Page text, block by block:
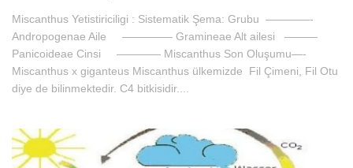
Miscanthus Yetistiriciligi : Sistematik Şema: Grubu ————-
Andropogenae Aile ————– Gramineae Alt ailesi ———
Panicoideae Cinsi ———— Miscanthus Son Oluşumu—-
Miscanthus x giganteus Miscanthus ülkemizde Fil Çimeni, Fil Otu
diye de bilinmektedir. C4 bitkisidir....